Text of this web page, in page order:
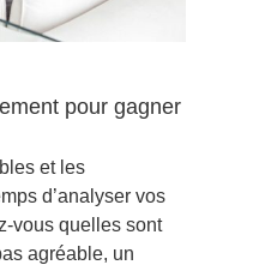
pour gagner
et les
d’analyser vos
vous quelles sont
agréable, un